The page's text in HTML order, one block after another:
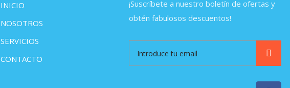
INICIO
NOSOTROS
SERVICIOS
CONTACTO
¡Suscríbete a nuestro boletín de ofertas y
obtén fabulosos descuentos!